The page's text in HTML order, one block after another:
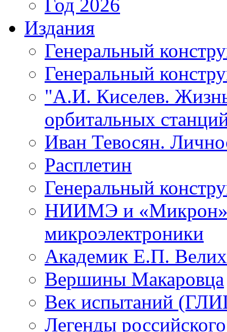
Год 2026
Издания
Генеральный
Генеральный
"А.И. Киселев.
орбитальных
Иван Тевосян.
Расплетин
Генеральный
НИИМЭ и «Микрон»
микроэлектроники
Академик Е.П.
Вершины Макаровца
Век испытаний
Легенды